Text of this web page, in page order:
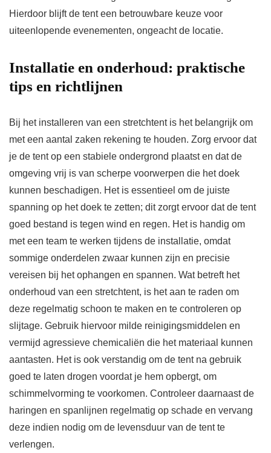
Hierdoor blijft de tent een betrouwbare keuze voor
uiteenlopende evenementen, ongeacht de locatie.
Installatie en onderhoud: praktische
tips en richtlijnen
Bij het installeren van een stretchtent is het belangrijk om
met een aantal zaken rekening te houden. Zorg ervoor dat
je de tent op een stabiele ondergrond plaatst en dat de
omgeving vrij is van scherpe voorwerpen die het doek
kunnen beschadigen. Het is essentieel om de juiste
spanning op het doek te zetten; dit zorgt ervoor dat de tent
goed bestand is tegen wind en regen. Het is handig om
met een team te werken tijdens de installatie, omdat
sommige onderdelen zwaar kunnen zijn en precisie
vereisen bij het ophangen en spannen. Wat betreft het
onderhoud van een stretchtent, is het aan te raden om
deze regelmatig schoon te maken en te controleren op
slijtage. Gebruik hiervoor milde reinigingsmiddelen en
vermijd agressieve chemicaliën die het materiaal kunnen
aantasten. Het is ook verstandig om de tent na gebruik
goed te laten drogen voordat je hem opbergt, om
schimmelvorming te voorkomen. Controleer daarnaast de
haringen en spanlijnen regelmatig op schade en vervang
deze indien nodig om de levensduur van de tent te
verlengen.